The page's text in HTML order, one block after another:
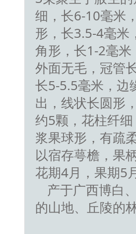
细，长6-10毫米
形，长3.5-4毫米
角形，长1-2毫
外面无毛，冠管
长5-5.5毫米，边
出，线状长圆形
约5颗，花柱纤
浆果球形，有疏
以宿存萼檐，果
花期4月，果期5
产于广西博白
的山地、丘陵的